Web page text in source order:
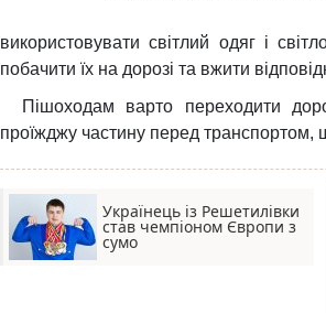
використовувати світлий одяг і
побачити їх на дорозі та вжити
Пішоходам варто переходити
проїжджу частину перед транспортом,
Українець із Решетилівки
став чемпіоном Європи з
сумо